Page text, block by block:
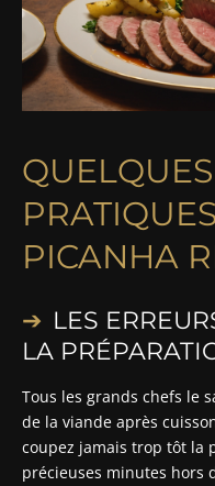
PICANHA
LES
LA
Tous les grands chefs le
de la viande après
coupez jamais trop tôt la
précieuses minutes hors